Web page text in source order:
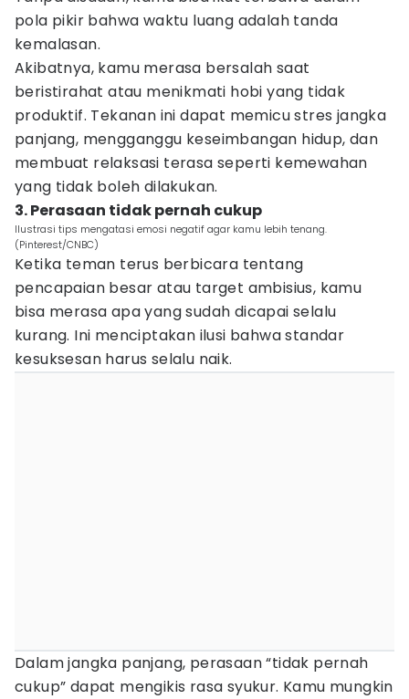
pola pikir bahwa waktu luang adalah tanda
kemalasan.
Akibatnya, kamu merasa bersalah saat
beristirahat atau menikmati hobi yang tidak
produktif. Tekanan ini dapat memicu stres jangka
panjang, mengganggu keseimbangan hidup, dan
membuat relaksasi terasa seperti kemewahan
yang tidak boleh dilakukan.
3. Perasaan tidak pernah cukup
Ilustrasi tips mengatasi emosi negatif agar kamu lebih tenang.
(Pinterest/CNBC)
Ketika teman terus berbicara tentang
pencapaian besar atau target ambisius, kamu
bisa merasa apa yang sudah dicapai selalu
kurang. Ini menciptakan ilusi bahwa standar
kesuksesan harus selalu naik.
Dalam jangka panjang, perasaan “tidak pernah
cukup” dapat mengikis rasa syukur. Kamu mungkin